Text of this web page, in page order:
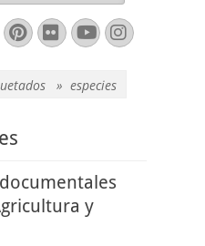
Pinterest
FlickrYouTube
» especies
y